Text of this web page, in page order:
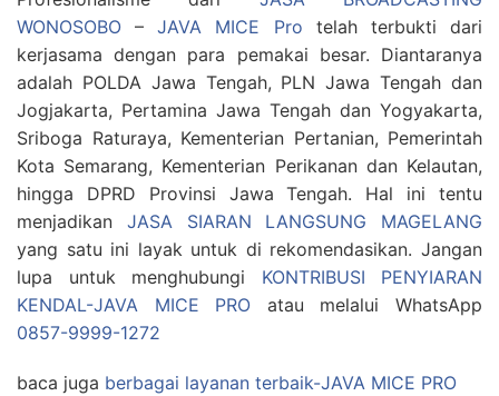
WONOSOBO –JAVA MICE Pro telah terbukti dari
kerjasama dengan para pemakai besar. Diantaranya
adalah POLDA Jawa Tengah, PLN Jawa Tengah dan
Jogjakarta, Pertamina Jawa Tengah dan Yogyakarta,
Sriboga Raturaya, Kementerian Pertanian, Pemerintah
Kota Semarang, Kementerian Perikanan dan Kelautan,
hingga DPRD Provinsi Jawa Tengah. Hal ini tentu
menjadikan JASA SIARAN LANGSUNG MAGELANG
yang satu ini layak untuk di rekomendasikan. Jangan
lupa untuk menghubungi KONTRIBUSI PENYIARAN
KENDAL-JAVA MICE PRO atau melalui WhatsApp
0857-9999-1272
baca juga berbagai layanan terbaik-JAVA MICE PRO